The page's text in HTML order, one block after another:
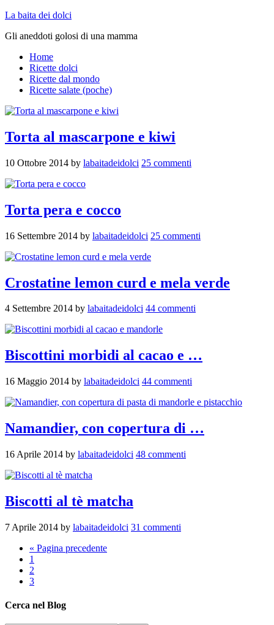
La baita dei dolci
Gli aneddoti golosi di una mamma
Home
Ricette dolci
Ricette dal mondo
Ricette salate (poche)
Torta al mascarpone e kiwi
10 Ottobre 2014 by labaitadeidolci 25 commenti
Torta pera e cocco
16 Settembre 2014 by labaitadeidolci 25 commenti
Crostatine lemon curd e mela verde
4 Settembre 2014 by labaitadeidolci 44 commenti
Biscottini morbidi al cacao e …
16 Maggio 2014 by labaitadeidolci 44 commenti
Namandier, con copertura di …
16 Aprile 2014 by labaitadeidolci 48 commenti
Biscotti al tè matcha
7 Aprile 2014 by labaitadeidolci 31 commenti
« Pagina precedente
1
2
3
Cerca nel Blog